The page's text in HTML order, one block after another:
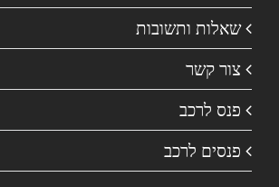
שאלות ותשובות
צור קשר
פנס לרכב
פנסים לרכב